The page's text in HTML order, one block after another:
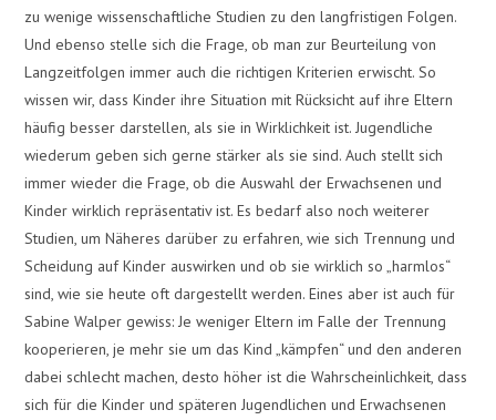
zu wenige wissenschaftliche Studien zu den langfristigen Folgen.
Und ebenso stelle sich die Frage, ob man zur Beurteilung von
Langzeitfolgen immer auch die richtigen Kriterien erwischt. So
wissen wir, dass Kinder ihre Situation mit Rücksicht auf ihre Eltern
häufig besser darstellen, als sie in Wirklichkeit ist. Jugendliche
wiederum geben sich gerne stärker als sie sind. Auch stellt sich
immer wieder die Frage, ob die Auswahl der Erwachsenen und
Kinder wirklich repräsentativ ist. Es bedarf also noch weiterer
Studien, um Näheres darüber zu erfahren, wie sich Trennung und
Scheidung auf Kinder auswirken und ob sie wirklich so „harmlos“
sind, wie sie heute oft dargestellt werden. Eines aber ist auch für
Sabine Walper gewiss: Je weniger Eltern im Falle der Trennung
kooperieren, je mehr sie um das Kind „kämpfen“ und den anderen
dabei schlecht machen, desto höher ist die Wahrscheinlichkeit, dass
sich für die Kinder und späteren Jugendlichen und Erwachsenen